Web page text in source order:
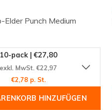
Elder Punch Medium
10-pack | €27,80
exkl. MwSt. €22,97
€2,78 p. St.
HINZUFÜGEN